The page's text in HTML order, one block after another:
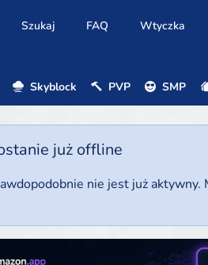
Szukaj FAQ Wtyczka
Skyblock PVP SMP
już offline
nie jest już aktywny.